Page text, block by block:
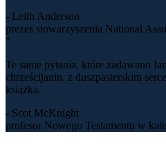
- Leith Anderson
prezes stowarzyszenia National
"
Te same pytania, które zadawano
chrześcijanin, z duszpasterskim
książka.
- Scot McKnight
profesor Nowego Testamentu w